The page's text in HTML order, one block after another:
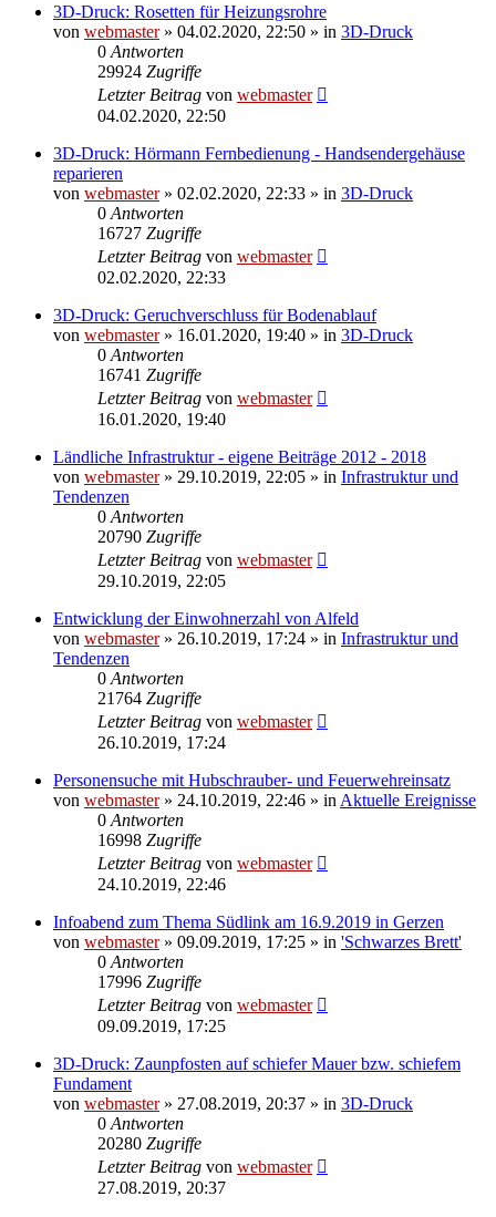
3D-Druck: Rosetten für Heizungsrohre
von webmaster» 04.02.2020, 22:50 » in 3D-Druck
0 Antworten
29924 Zugriffe
Letzter Beitrag von webmaster
04.02.2020, 22:50
3D-Druck: Hörmann Fernbedienung - Handsendergehäuse
reparieren
von webmaster» 02.02.2020, 22:33 » in 3D-Druck
0 Antworten
16727 Zugriffe
Letzter Beitrag von webmaster
02.02.2020, 22:33
3D-Druck: Geruchverschluss für Bodenablauf
von webmaster» 16.01.2020, 19:40 » in 3D-Druck
0 Antworten
16741 Zugriffe
Letzter Beitrag von webmaster
16.01.2020, 19:40
Ländliche Infrastruktur - eigene Beiträge 2012 - 2018
von webmaster» 29.10.2019, 22:05 » in Infrastruktur und
Tendenzen
0 Antworten
20790 Zugriffe
Letzter Beitrag von webmaster
29.10.2019, 22:05
Entwicklung der Einwohnerzahl von Alfeld
von webmaster» 26.10.2019, 17:24 » in Infrastruktur und
Tendenzen
0 Antworten
21764 Zugriffe
Letzter Beitrag von webmaster
26.10.2019, 17:24
Personensuche mit Hubschrauber- und Feuerwehreinsatz
von webmaster» 24.10.2019, 22:46 » in Aktuelle Ereignisse
0 Antworten
16998 Zugriffe
Letzter Beitrag von webmaster
24.10.2019, 22:46
Infoabend zum Thema Südlink am 16.9.2019 in Gerzen
von webmaster» 09.09.2019, 17:25 » in 'Schwarzes Brett'
0 Antworten
17996 Zugriffe
Letzter Beitrag von webmaster
09.09.2019, 17:25
3D-Druck: Zaunpfosten auf schiefer Mauer bzw. schiefem
Fundament
von webmaster» 27.08.2019, 20:37 » in 3D-Druck
0 Antworten
20280 Zugriffe
Letzter Beitrag von webmaster
27.08.2019, 20:37